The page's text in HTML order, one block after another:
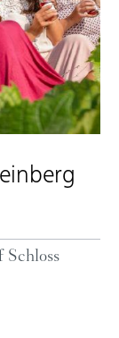
Schloss